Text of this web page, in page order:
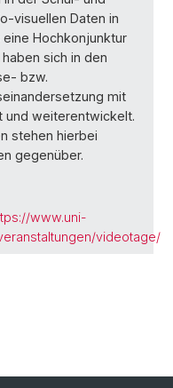
visuellen Daten in
Hochkonjunktur
sich in den
bzw.
mit
und weiterentwickelt.
stehen hierbei
gegenüber.
www.uni-
videotage/